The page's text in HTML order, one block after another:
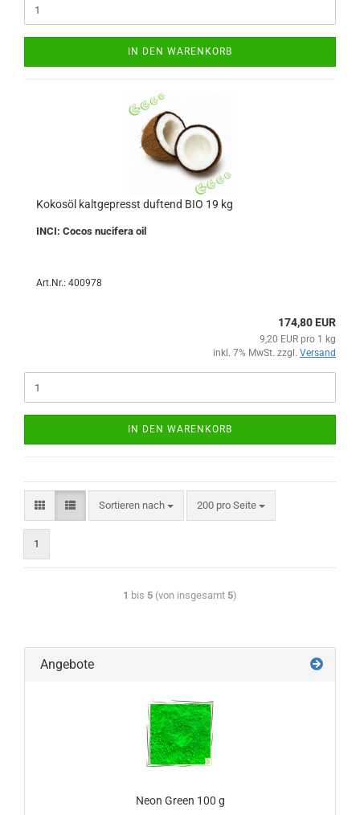
IN DEN WARENKORB
Kokosöl kaltgepresst duftend BIO 19 kg
INCI: Cocos nucifera oil
Art.Nr.: 400978
174,80 EUR
9,20 EUR pro 1 kg
inkl. 7% MwSt. zzgl. Versand
IN DEN WARENKORB
Sortieren nach 200 pro Seite
1
1 bis 5 (von insgesamt 5)
Angebote
Neon Green 100 g